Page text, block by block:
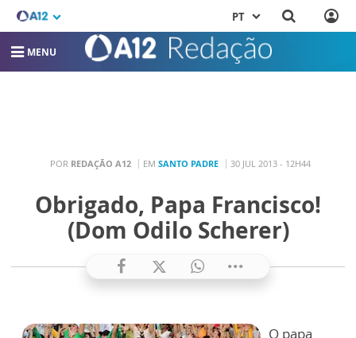
PT
MENU
POR REDAÇÃO A12 EM SANTO PADRE 30 JUL 2013 - 12H44
Obrigado, Papa Francisco!
(Dom Odilo Scherer)
O papa